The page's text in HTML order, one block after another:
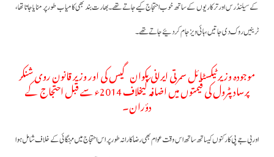
کےسیلنڈرس اور ترکاریوں کے ساتھ خوب احتجاج کیے جاتے تھے۔بھارت بند بھی کامیاب طور پر منایا جاتا تھا،
ٹرینیں روک دی جاتیں، ہائی ویز جام کردئیے جاتے تھے۔
موجودہ وزیر ٹیکسٹائل سمرتی ایرانی پکوان گیس کی اور وزیر قانون روی شنکر
پرساد پٹرول کی قیمتوں میں اضافہ کیخلاف 2014ء سے قبل احتجاج کے
دؤران۔
اور بی جے پی کارکنوں کیساتھ ساتھ اس وقت عوام بھی رضاکارانہ طورپر اس احتجاج میں مہنگائی کے خلاف شامل ہوا